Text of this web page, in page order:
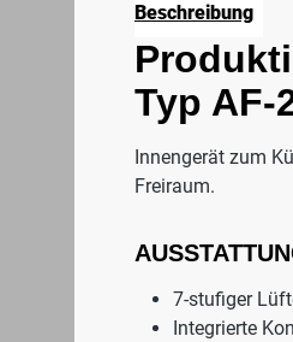
Beschreibung
Typ AF-
Innengerät zum
Freiraum.
7-stufiger
Integrierte